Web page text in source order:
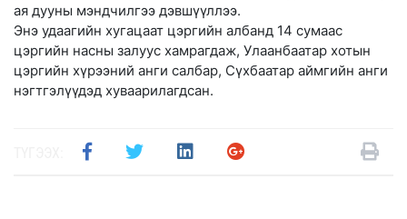
ая дууны мэндчилгээ дэвшүүллээ.
Энэ удаагийн хугацаат цэргийн албанд 14 сумаас
цэргийн насны залуус хамрагдаж, Улаанбаатар хотын
цэргийн хүрээний анги салбар, Сүхбаатар аймгийн анги
нэгтгэлүүдэд хуваарилагдсан.